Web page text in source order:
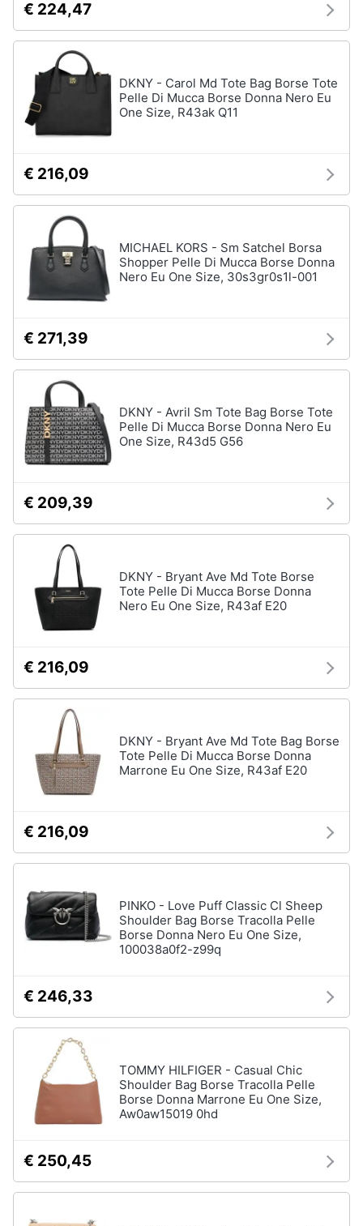
€ 224,47
DKNY - Carol Md Tote Bag Borse Tote
Pelle Di Mucca Borse Donna Nero Eu
One Size, R43ak Q11
€ 216,09
MICHAEL KORS - Sm Satchel Borsa
Shopper Pelle Di Mucca Borse Donna
Nero Eu One Size, 30s3gr0s1l-001
€ 271,39
DKNY - Avril Sm Tote Bag Borse Tote
Pelle Di Mucca Borse Donna Nero Eu
One Size, R43d5 G56
€ 209,39
DKNY - Bryant Ave Md Tote Borse
Tote Pelle Di Mucca Borse Donna
Nero Eu One Size, R43af E20
€ 216,09
DKNY - Bryant Ave Md Tote Bag Borse
Tote Pelle Di Mucca Borse Donna
Marrone Eu One Size, R43af E20
€ 216,09
PINKO - Love Puff Classic Cl Sheep
Shoulder Bag Borse Tracolla Pelle
Borse Donna Nero Eu One Size,
100038a0f2-z99q
€ 246,33
TOMMY HILFIGER - Casual Chic
Shoulder Bag Borse Tracolla Pelle
Borse Donna Marrone Eu One Size,
Aw0aw15019 0hd
€ 250,45